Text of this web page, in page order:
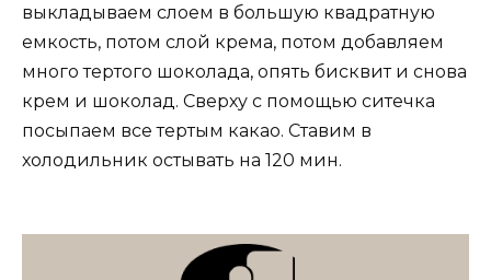
выкладываем слоем в большую квадратную
емкость, потом слой крема, потом добавляем
много тертого шоколада, опять бисквит и снова
крем и шоколад. Сверху с помощью ситечка
посыпаем все тертым какао. Ставим в
холодильник остывать на 120 мин.